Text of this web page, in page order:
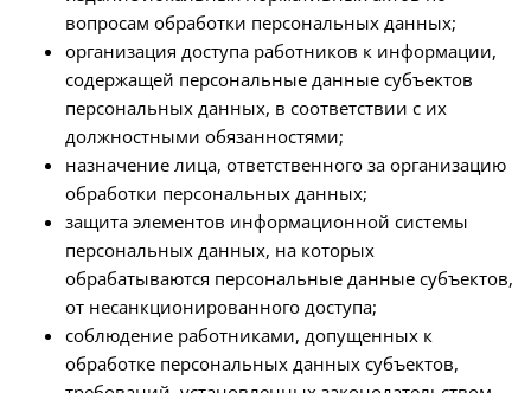
вопросам обработки персональных данных;
организация доступа работников к информации,
содержащей персональные данные субъектов
персональных данных, в соответствии с их
должностными обязанностями;
назначение лица, ответственного за организацию
обработки персональных данных;
защита элементов информационной системы
персональных данных, на которых
обрабатываются персональные данные субъектов,
от несанкционированного доступа;
соблюдение работниками, допущенных к
обработке персональных данных субъектов,